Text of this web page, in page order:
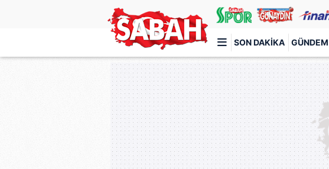
SON DAKIKA GÜNDEM
Türkiye'nin en iyi haber sitesi